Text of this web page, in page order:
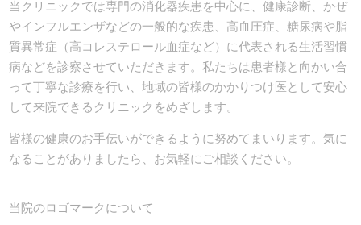
当クリニックでは専門の消化器疾患を中心に、健康診断、かぜ
やインフルエンザなどの一般的な疾患、高血圧症、糖尿病や脂
質異常症（高コレステロール血症など）に代表される生活習慣
病などを診察させていただきます。私たちは患者様と向かい合
って丁寧な診療を行い、地域の皆様のかかりつけ医として安心
して来院できるクリニックをめざします。
皆様の健康のお手伝いができるように努めてまいります。気に
なることがありましたら、お気軽にご相談ください。
当院のロゴマークについて